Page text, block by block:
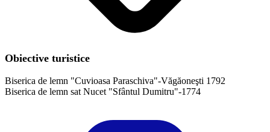
Obiective turistice
Biserica de lemn "Cuvioasa Paraschiva"-Văgăoneşti 1792
Biserica de lemn sat Nucet "Sfântul Dumitru"-1774